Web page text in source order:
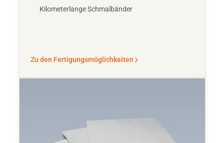
Kilometerlange Schmalbänder
Zu den Fertigungsmöglichkeiten